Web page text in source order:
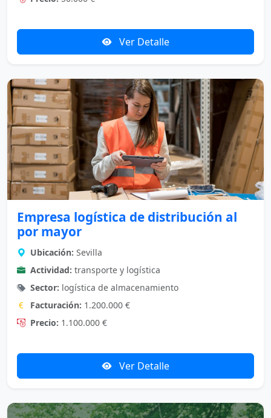
Ver Detalle
Empresa logística de distribución al
por mayor
Ubicación: Sevilla
Actividad: transporte y logística
Sector: logística de almacenamiento
Facturación: 1.200.000 €
Precio: 1.100.000 €
Ver Detalle